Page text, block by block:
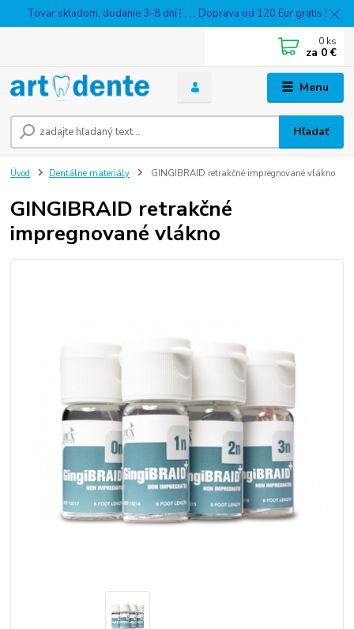
Tovar skladom, dodanie 3-8 dní ! . . . Doprava od 120 Eur gratis !
Menu
Hľadať
0 ks
za 0 €
Úvod Dentálne materiály GINGIBRAID retrakčné impregnované vlákno
GINGIBRAID retrakčné
impregnované vlákno